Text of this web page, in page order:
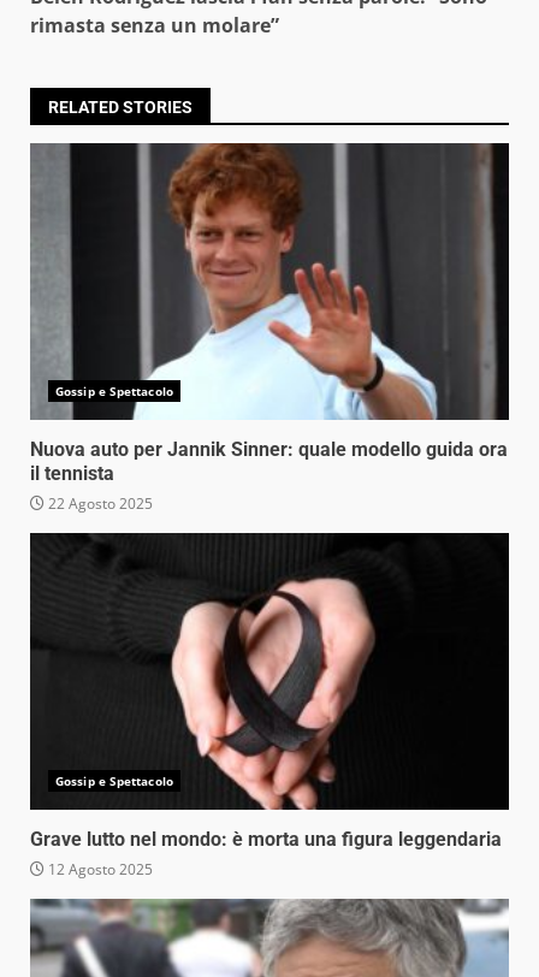
rimasta senza un molare”
RELATED STORIES
Gossip e Spettacolo
Nuova auto per Jannik Sinner: quale modello guida ora
il tennista
22 Agosto 2025
Gossip e Spettacolo
Grave lutto nel mondo: è morta una figura leggendaria
12 Agosto 2025